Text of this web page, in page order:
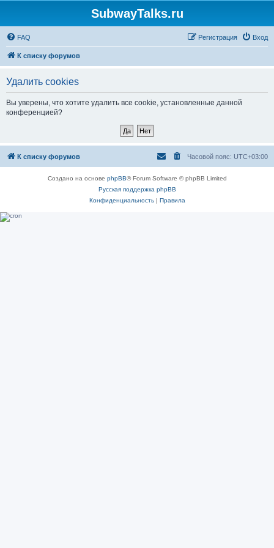
SubwayTalks.ru
FAQ Вход
Регистрация
К списку форумов
Удалить cookies
Вы уверены, что хотите удалить все cookie, установленные данной
конференцией?
К списку форумов Часовой пояс: UTC+03:00
Создано на основе phpBB® Forum Software © phpBB Limited
Русская поддержка phpBB
Конфиденциальность| Правила